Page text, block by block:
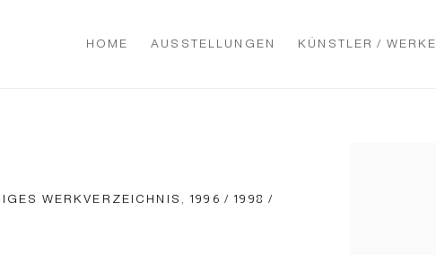
HOME AUSSTELLUNGEN KÜNSTLER / WERKE
WERKVERZEICHNIS, 1996 / 1998 /